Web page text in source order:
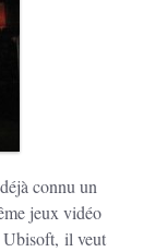
connu un
jeux vidéo
Ubisoft, il veut